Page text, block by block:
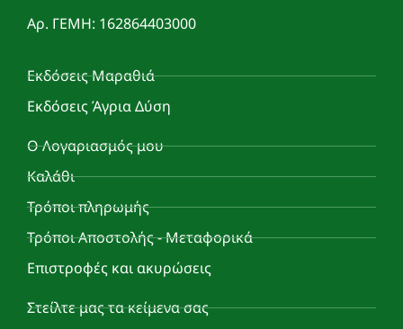
Αρ. ΓΕΜΗ: 162864403000
Εκδόσεις Μαραθιά
Εκδόσεις Άγρια Δύση
Ο Λογαριασμός μου
Καλάθι
Τρόποι πληρωμής
Τρόποι Αποστολής - Μεταφορικά
Επιστροφές και ακυρώσεις
Στείλτε μας τα κείμενα σας